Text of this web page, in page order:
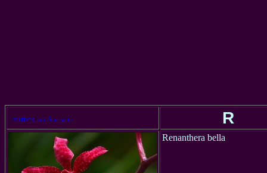
zurück zur Startseite R
Renanthera bella